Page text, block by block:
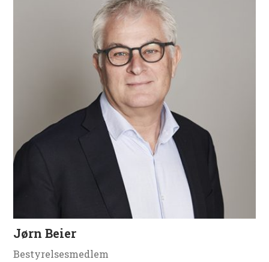
Jørn Beier
Bestyrelsesmedlem